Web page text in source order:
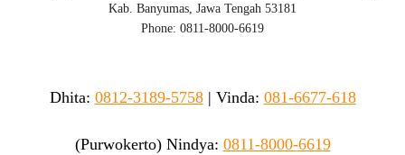
Kab. Banyumas, Jawa Tengah 53181
Phone: 0811-8000-6619
Dhita: 0812-3189-5758| Vinda: 081-6677-618
(Purwokerto) Nindya: 0811-8000-6619